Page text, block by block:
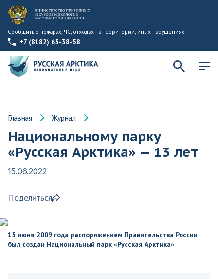
Сообщить о пожарах, ЧС, отходах на территории, иных нарушениях:
+7 (8182) 65-38-58
Главная Журнал
Национальному парку
«Русская Арктика» — 13 лет
15.06.2022
Поделиться
15 июня 2009 года распоряжением Правительства России
был создан Национальный парк «Русская Арктика»